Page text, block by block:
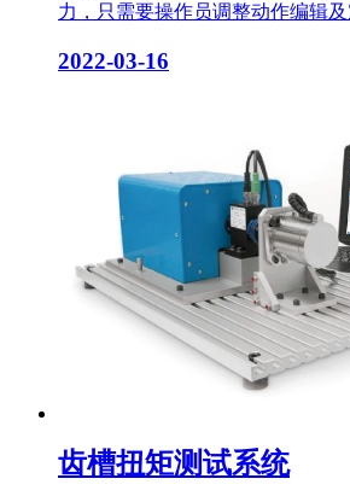
力，只需要操作员调整动作编辑
2022-03-16
齿槽扭矩测试系统